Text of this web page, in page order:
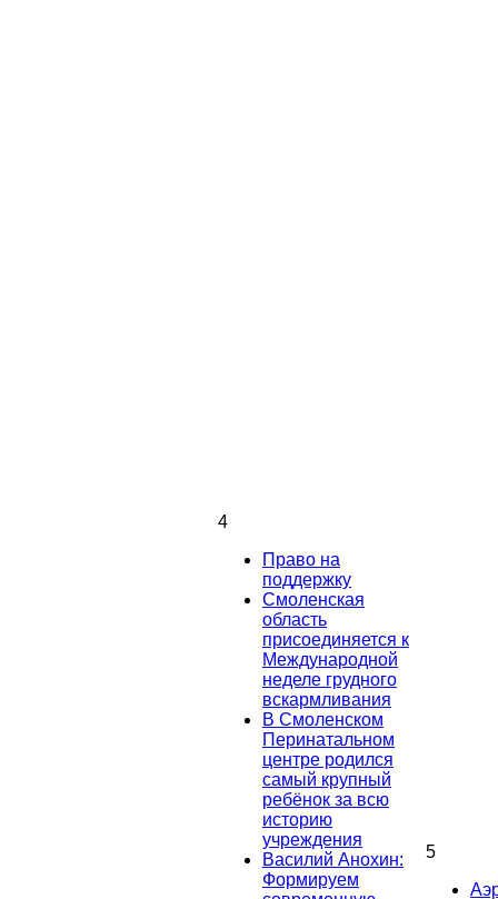
4
Право на
поддержку
Смоленская
область
присоединяется к
Международной
неделе грудного
вскармливания
В Смоленском
Перинатальном
центре родился
самый крупный
ребёнок за всю
историю
учреждения
Василий Анохин:
Формируем
5